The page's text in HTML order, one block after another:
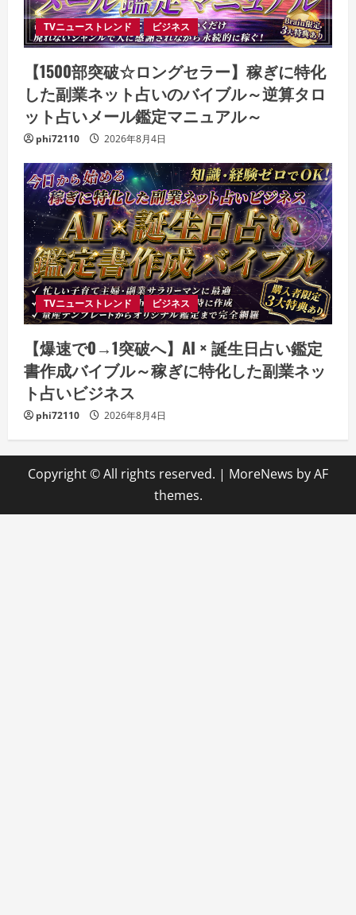
TVニューストレンド ビジネス
【1500部突破☆ロングセラー】稼ぎに特化
した副業ネット占いのバイブル～逆算タロ
ット占いメール鑑定マニュアル～
phi72110 2026年8月4日
TVニューストレンド ビジネス
【爆速で0→1突破へ】AI × 誕生日占い鑑定
書作成バイブル～稼ぎに特化した副業ネッ
ト占いビジネス
phi72110 2026年8月4日
Copyright © All rights reserved. | MoreNews by AF
themes.